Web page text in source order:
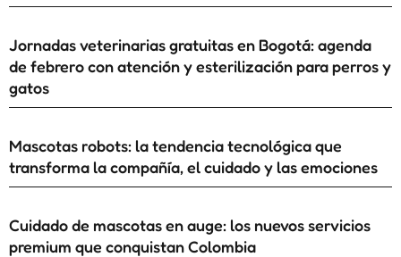
Jornadas veterinarias gratuitas en Bogotá: agenda
de febrero con atención y esterilización para perros y
gatos
Mascotas robots: la tendencia tecnológica que
transforma la compañía, el cuidado y las emociones
Cuidado de mascotas en auge: los nuevos servicios
premium que conquistan Colombia